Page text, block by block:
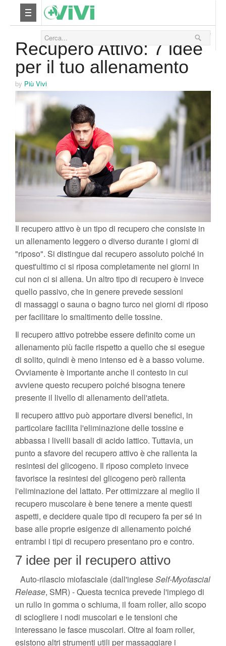
Yoga
Salute
Bellezza
Fitness
Relax
Viaggi & Vacanze
13 Ottobre 2015
Recupero Attivo: 7 idee
per il tuo allenamento
by Più Vivi
Il recupero attivo è un tipo di recupero che consiste in
un allenamento leggero o diverso durante i giorni di
"riposo". Si distingue dal recupero assoluto poiché in
quest'ultimo ci si riposa completamente nei giorni in
cui non ci si allena. Un altro tipo di recupero è invece
quello passivo, che in genere prevede sessioni
di massaggi o sauna o bagno turco nei giorni di riposo
per facilitare lo smaltimento delle tossine.
Il recupero attivo potrebbe essere definito come un
allenamento più facile rispetto a quello che si esegue
di solito, quindi è meno intenso ed è a basso volume.
Ovviamente è importante anche il contesto in cui
avviene questo recupero poiché bisogna tenere
presente il livello di allenamento dell'atleta.
Il recupero attivo può apportare diversi benefici, in
particolare facilita l'eliminazione delle tossine e
abbassa i livelli basali di acido lattico. Tuttavia, un
punto a sfavore del recupero attivo è che rallenta la
resintesi del glicogeno. Il riposo completo invece
favorisce la resintesi del glicogeno però rallenta
l'eliminazione del lattato. Per ottimizzare al meglio il
recupero muscolare è bene tenere a mente questi
aspetti, e decidere quale tipo di recupero fa per sé in
base alle proprie esigenze di allenamento poiché
entrambi i tipi di recupero presentano pro e contro.
7 idee per il recupero attivo
Auto-rilascio miofasciale (dall'ingleseSelf-Myofascial
Release, SMR) - Questa tecnica prevede l'impiego di
un rullo in gomma o schiuma, il foam roller, allo scopo
di sciogliere i nodi muscolari e le tensioni che
interessano le fasce muscolari. Oltre al foam roller,
esistono altri strumenti utili per massaggiare i